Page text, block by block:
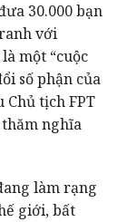
30.000 bạn
với
một “cuộc
số phận của
Chủ tịch FPT
nghĩa
làm rạng
giới, bất